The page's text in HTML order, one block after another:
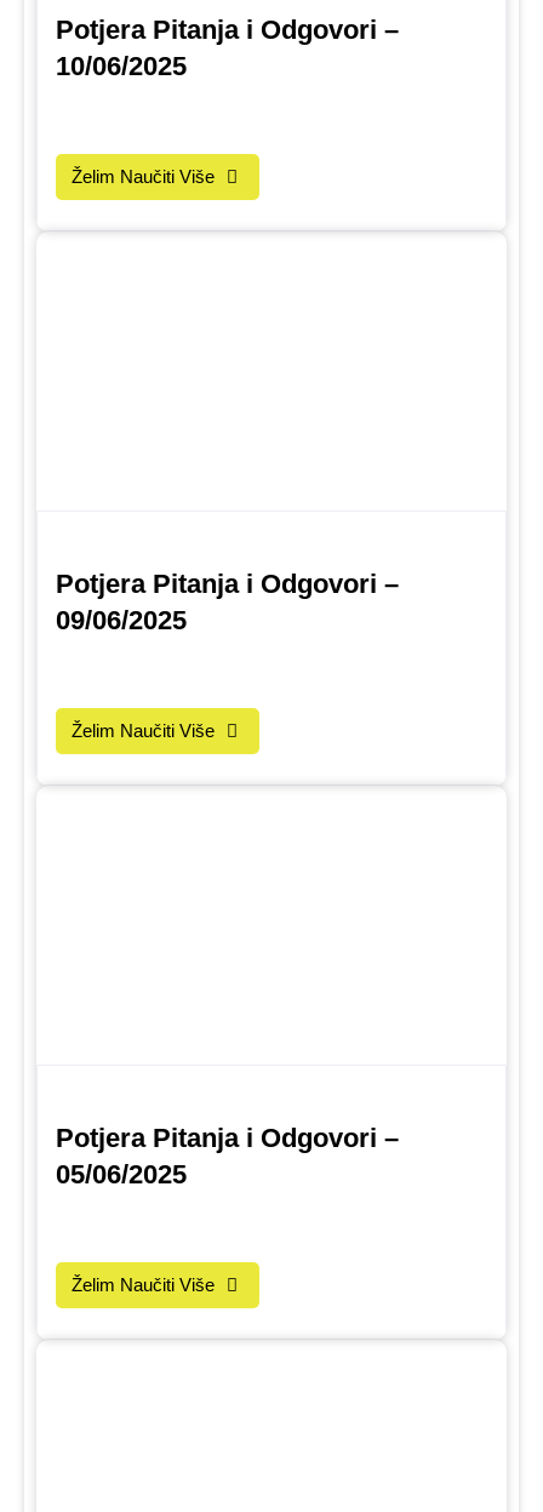
Potjera Pitanja i Odgovori –
10/06/2025
Želim Naučiti Više
Potjera Pitanja i Odgovori –
09/06/2025
Želim Naučiti Više
Potjera Pitanja i Odgovori –
05/06/2025
Želim Naučiti Više